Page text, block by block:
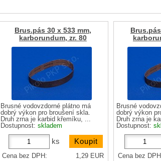
Brus.pás 30 x 533 mm,
karborundum, zr. 80
Brusné vodovzdorné plátno má
dobrý výkon pro broušení skla.
Druh zrna je karbid křemíku, ...
Dostupnost: skladem
ks
Cena bez DPH: 1,29 EUR
Brusné
dobrý výkon
Druh zrna je
Dostupnost:
Cena bez